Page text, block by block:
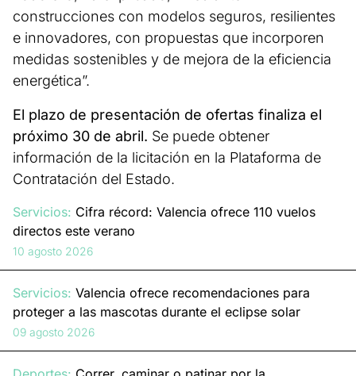
construcciones con modelos seguros, resilientes
e innovadores, con propuestas que incorporen
medidas sostenibles y de mejora de la eficiencia
energética”.
El plazo de presentación de ofertas finaliza el
próximo 30 de abril. Se puede obtener
información de la licitación en la Plataforma de
Contratación del Estado.
Servicios: Cifra récord: Valencia ofrece 110 vuelos
directos este verano
10 agosto 2026
Servicios: Valencia ofrece recomendaciones para
proteger a las mascotas durante el eclipse solar
09 agosto 2026